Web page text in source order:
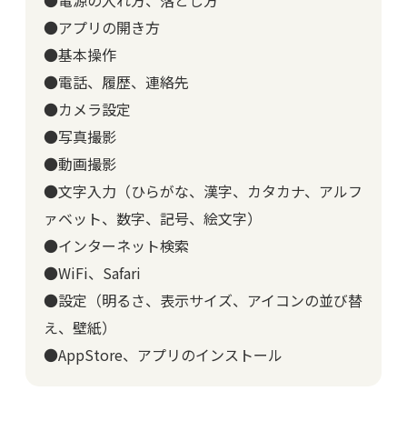
●アプリの開き方
●基本操作
●電話、履歴、連絡先
●カメラ設定
●写真撮影
●動画撮影
●文字入力（ひらがな、漢字、カタカナ、アルフ
ァベット、数字、記号、絵文字）
●インターネット検索
●WiFi、Safari
●設定（明るさ、表示サイズ、アイコンの並び替
え、壁紙）
●AppStore、アプリのインストール